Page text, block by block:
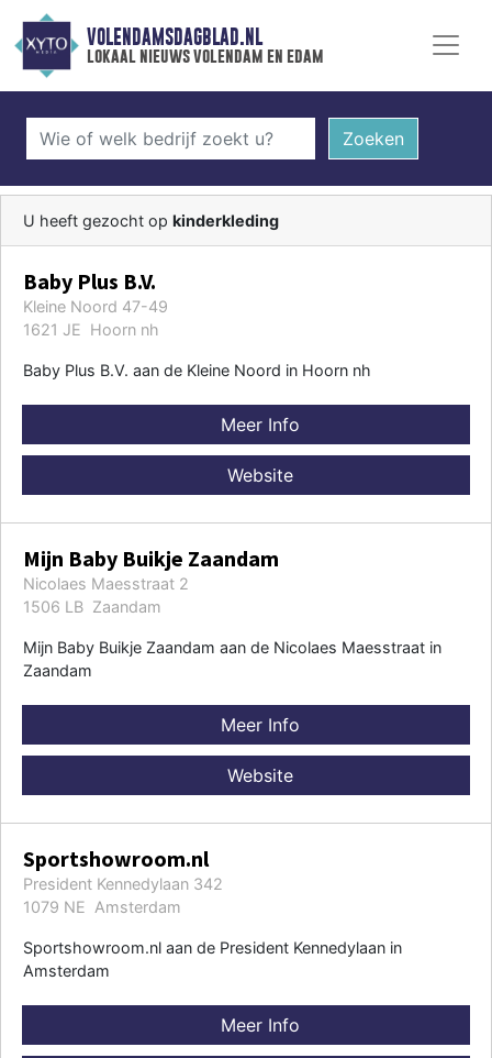
VOLENDAMSDAGBLAD.NL
lokaal nieuws volendam en edam
Zoeken
U heeft gezocht op kinderkleding
Baby Plus B.V.
Kleine Noord 47-49
1621 JE Hoorn nh
Baby Plus B.V. aan de Kleine Noord in Hoorn nh
Meer Info
Website
Mijn Baby Buikje Zaandam
Nicolaes Maesstraat 2
1506 LB Zaandam
Mijn Baby Buikje Zaandam aan de Nicolaes Maesstraat in
Zaandam
Meer Info
Website
Sportshowroom.nl
President Kennedylaan 342
1079 NE Amsterdam
Sportshowroom.nl aan de President Kennedylaan in
Amsterdam
Meer Info